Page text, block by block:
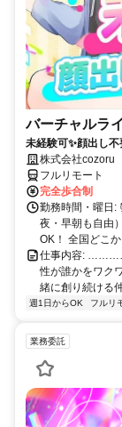
バーチャルラ
未経験可✨顔出し
株式会社cozoru
フルリモート
完全歩合制
勤務時間・曜日:
夜・早朝も自由
OK！ 全国どこ
仕事内容:
性が誰かをワク
緒に創り続け
週1日からOK フルリ
業務委託